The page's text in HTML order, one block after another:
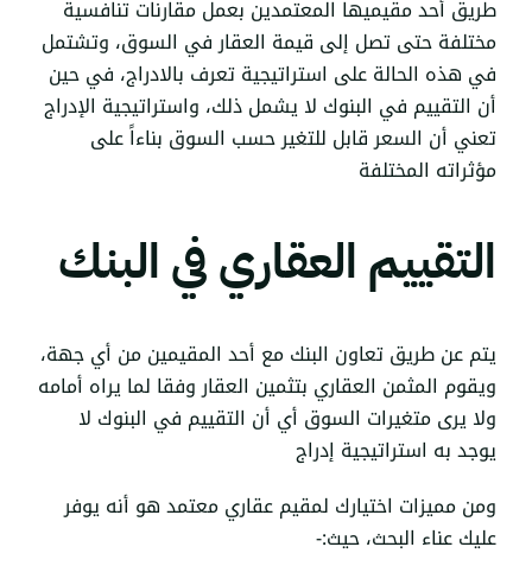
طريق أحد مقيميها المعتمدين بعمل مقارنات تنافسية
مختلفة حتى تصل إلى قيمة العقار في السوق، وتشتمل
في هذه الحالة على استراتيجية تعرف بالادراج، في حين
أن التقييم في البنوك لا يشمل ذلك، واستراتيجية الإدراج
تعني أن السعر قابل للتغير حسب السوق بناءاً على
مؤثراته المختلفة
التقييم العقاري في البنك
يتم عن طريق تعاون البنك مع أحد المقيمين من أي جهة،
ويقوم المثمن العقاري بتثمين العقار وفقا لما يراه أمامه
ولا يرى متغيرات السوق أي أن التقييم في البنوك لا
يوجد به استراتيجية إدراج
ومن مميزات اختيارك لمقيم عقاري معتمد هو أنه يوفر
عليك عناء البحث، حيث:-